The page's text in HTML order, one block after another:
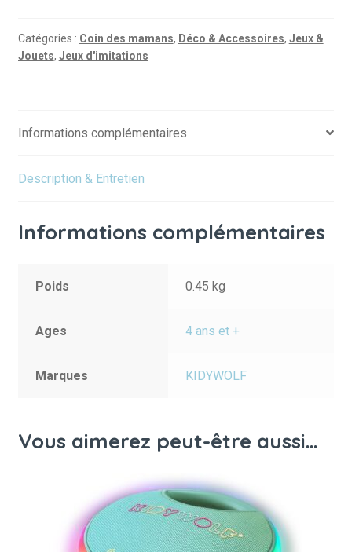
Catégories : Coin des mamans, Déco & Accessoires, Jeux &
Jouets, Jeux d'imitations
Informations complémentaires
Description & Entretien
Informations complémentaires
Poids 0.45 kg
Ages 4 ans et +
Marques KIDYWOLF
Vous aimerez peut-être aussi…